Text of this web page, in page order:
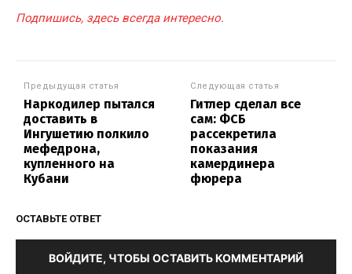
Подпишись, здесь всегда интересно.
Предыдущая статья
Наркодилер пытался
доставить в
Ингушетию полкило
мефедрона,
купленного на
Кубани
Следующая статья
Гитлер сделал все
сам: ФСБ
рассекретила
показания
камердинера
фюрера
ОСТАВЬТЕ ОТВЕТ
ВОЙДИТЕ, ЧТОБЫ ОСТАВИТЬ КОММЕНТАРИЙ